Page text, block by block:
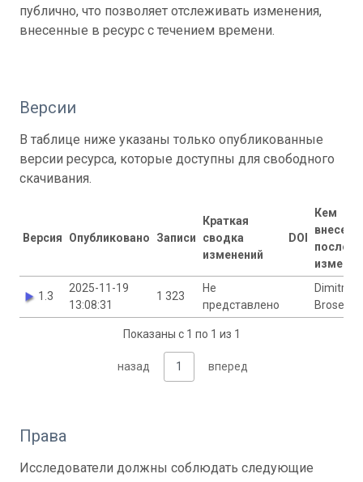
публично, что позволяет отслеживать изменения,
внесенные в ресурс с течением времени.
Версии
В таблице ниже указаны только опубликованные
версии ресурса, которые доступны для свободного
скачивания.
Версия Опубликовано Записи
Краткая
сводка
изменений
DOI
Кем
внесены
1.3
2025-11-19
13:08:31
1 323
Не
представлено
Dimitri
Brosens
Показаны с 1 по 1 из 1
назад 1 вперед
Права
Исследователи должны соблюдать следующие